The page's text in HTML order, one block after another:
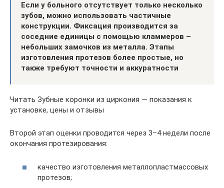
Если у больного отсутствует только несколько
зубов, можно использовать частичные
конструкции. Фиксация производится за
соседние единицы с помощью кламмеров –
небольших замочков из металла. Этапы
изготовления протезов более простые, но
также требуют точности и аккуратности
Читать Зубные коронки из циркония — показания к
установке, цены и отзывы
Второй этап оценки проводится через 3–4 недели после
окончания протезирования:
качество изготовления металлопластмассовых
протезов;